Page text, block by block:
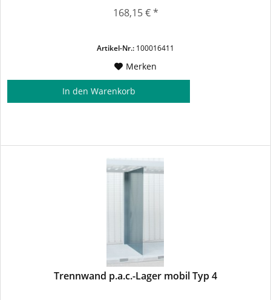
168,15 € *
Artikel-Nr.: 100016411
Merken
In den Warenkorb
Trennwand p.a.c.-Lager mobil Typ 4